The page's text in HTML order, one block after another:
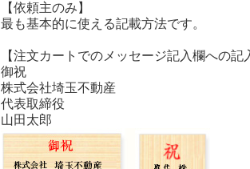
【依頼主のみ】
最も基本的に使える記載方法です。
【注文カートでのメッセージ記入欄への記
御祝
株式会社埼玉不動産
代表取締役
山田太郎